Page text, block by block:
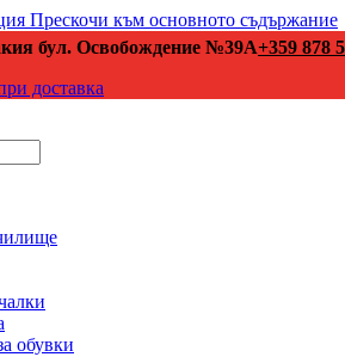
Прескочи към основното съдържание
бул. Освобождение №39А+359 878
доставка
обувки